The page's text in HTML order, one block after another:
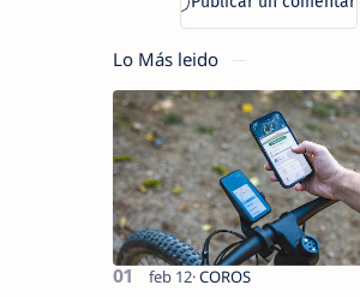
Lo Más leido